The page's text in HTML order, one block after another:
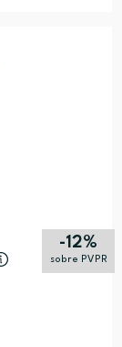
-12%
sobre PVPR